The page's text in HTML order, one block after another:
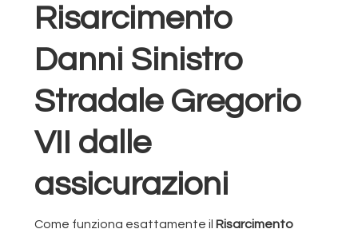
Risarcimento
Danni Sinistro
Stradale Gregorio
VII dalle
assicurazioni
Come funziona esattamente il Risarcimento